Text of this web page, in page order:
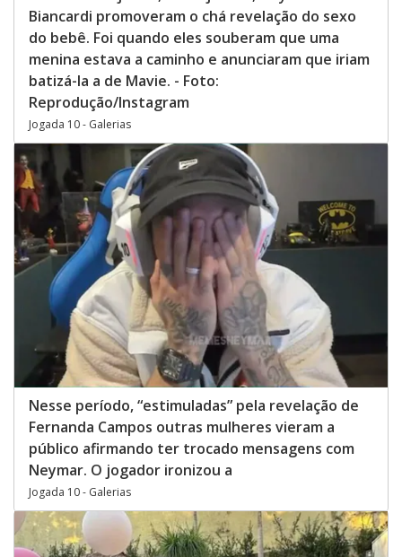
Biancardi promoveram o chá revelação do sexo
do bebê. Foi quando eles souberam que uma
menina estava a caminho e anunciaram que iriam
batizá-la a de Mavie. - Foto:
Reprodução/Instagram
Jogada 10 - Galerias
Nesse período, “estimuladas” pela revelação de
Fernanda Campos outras mulheres vieram a
público afirmando ter trocado mensagens com
Neymar. O jogador ironizou a
Jogada 10 - Galerias